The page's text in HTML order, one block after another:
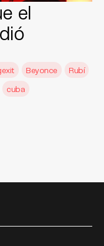
el
Beyonce
Rubí
cuba